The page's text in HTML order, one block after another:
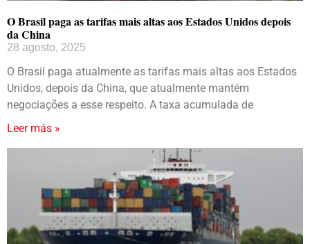
O Brasil paga as tarifas mais altas aos Estados Unidos depois
da China
28 agosto, 2025
O Brasil paga atualmente as tarifas mais altas aos Estados
Unidos, depois da China, que atualmente mantém
negociações a esse respeito. A taxa acumulada de
Leer más »